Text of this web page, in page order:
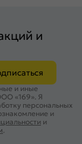
отверстий,
штырей.
Wenge Veralinga
31173-2016.
(1) и
и
и иные
«169». Я
персональных
и
и
.